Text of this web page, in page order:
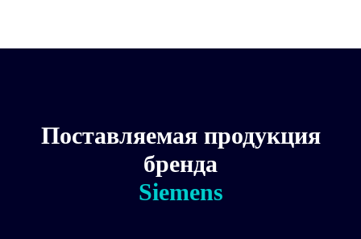
Поставляемая продукция
бренда
Siemens